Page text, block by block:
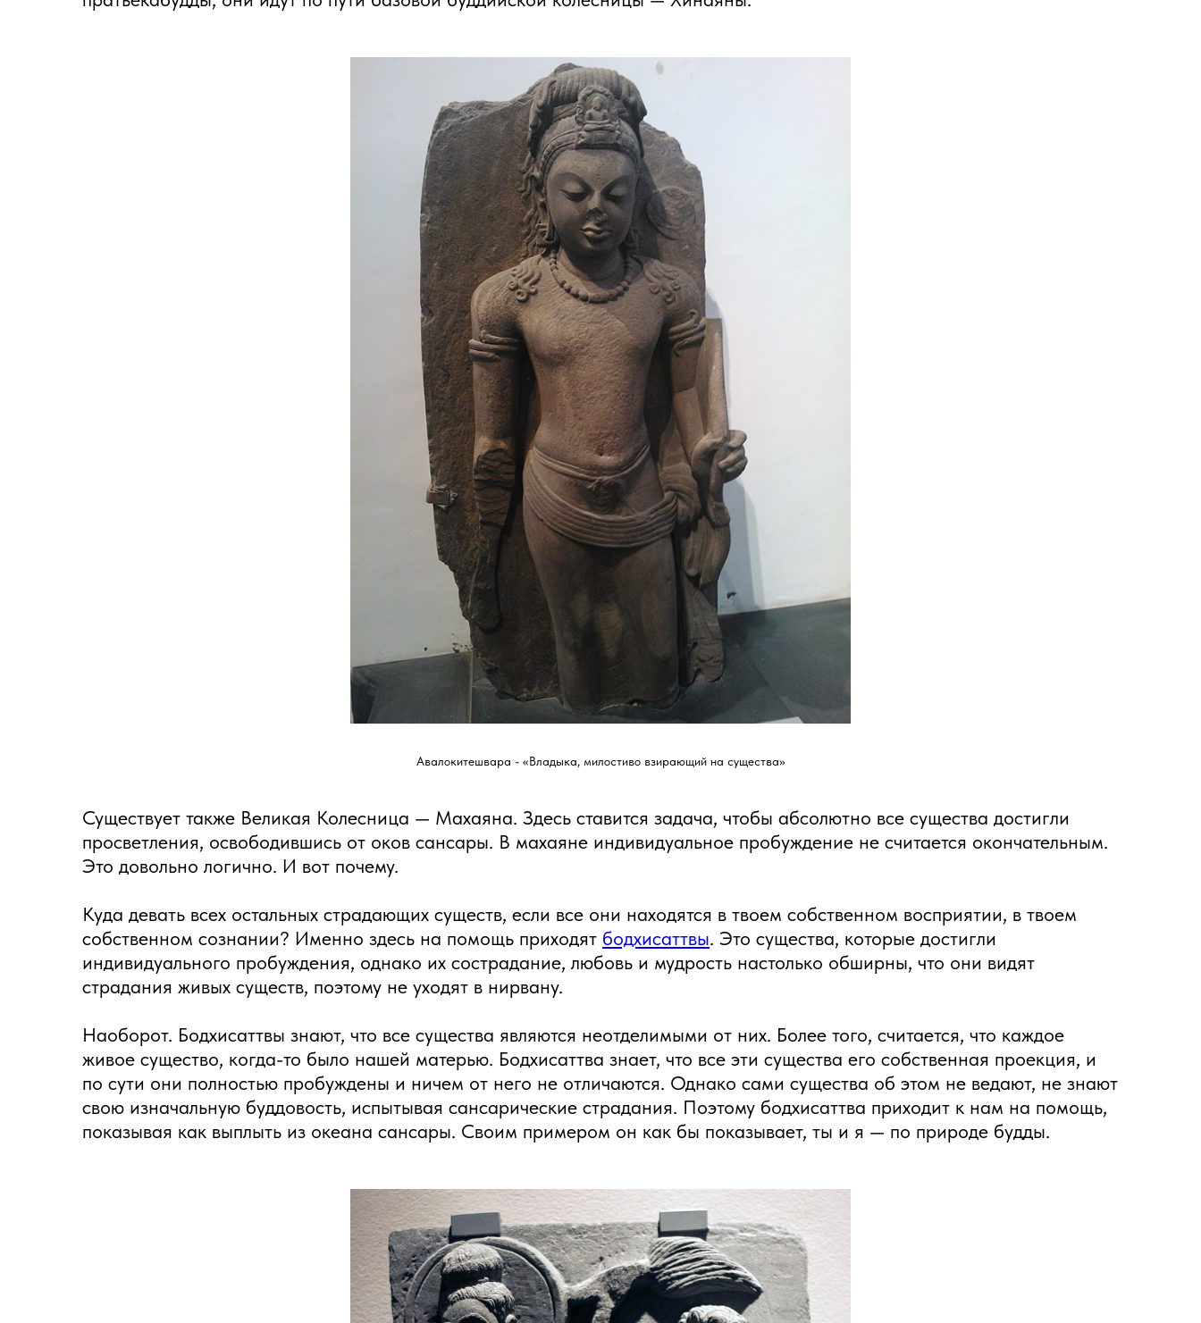
Авалокитешвара - «Владыка, милостиво взирающий на существа»
Существует также Великая Колесница — Махаяна. Здесь ставится задача, чтобы абсолютно все существа достигли
просветления, освободившись от оков сансары. В махаяне индивидуальное пробуждение не считается окончательным.
Это довольно логично. И вот почему.
Куда девать всех остальных страдающих существ, если все они находятся в твоем собственном восприятии, в твоем
собственном сознании? Именно здесь на помощь приходят бодхисаттвы. Это существа, которые достигли
индивидуального пробуждения, однако их сострадание, любовь и мудрость настолько обширны, что они видят
страдания живых существ, поэтому не уходят в нирвану.
Наоборот. Бодхисаттвы знают, что все существа являются неотделимыми от них. Более того, считается, что каждое
живое существо, когда-то было нашей матерью. Бодхисаттва знает, что все эти существа его собственная проекция, и
по сути они полностью пробуждены и ничем от него не отличаются. Однако сами существа об этом не ведают, не знают
свою изначальную буддовость, испытывая сансарические страдания. Поэтому бодхисаттва приходит к нам на помощь,
показывая как выплыть из океана сансары. Своим примером он как бы показывает, ты и я — по природе будды.